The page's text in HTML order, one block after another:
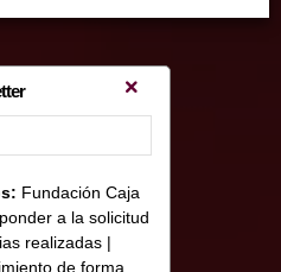
de la Plana
550
Fundación Caja
a la solicitud
realizadas |
de forma